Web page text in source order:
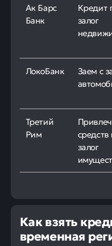
Ак Барс
Банк
Кредит
залог
ЛокоБанк
Заем с
Третий
Рим
залог
Как взять
временная